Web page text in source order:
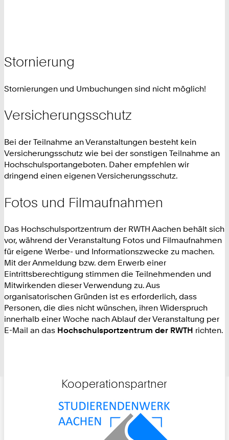
Stornierung
Stornierungen und Umbuchungen sind nicht möglich!
Versicherungsschutz
Bei der Teilnahme an Veranstaltungen besteht kein
Versicherungsschutz wie bei der sonstigen Teilnahme an
Hochschulsportangeboten. Daher empfehlen wir
dringend einen eigenen Versicherungsschutz.
Fotos und Filmaufnahmen
Das Hochschulsportzentrum der RWTH Aachen behält sich
vor, während der Veranstaltung Fotos und Filmaufnahmen
für eigene Werbe- und Informationszwecke zu machen.
Mit der Anmeldung bzw. dem Erwerb einer
Eintrittsberechtigung stimmen die Teilnehmenden und
Mitwirkenden dieser Verwendung zu. Aus
organisatorischen Gründen ist es erforderlich, dass
Personen, die dies nicht wünschen, ihren Widerspruch
innerhalb einer Woche nach Ablauf der Veranstaltung per
E-Mail an das Hochschulsportzentrum der RWTH richten.
Kooperationspartner